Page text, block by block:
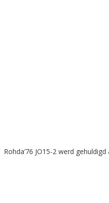
Rohda’76 JO15-2 werd